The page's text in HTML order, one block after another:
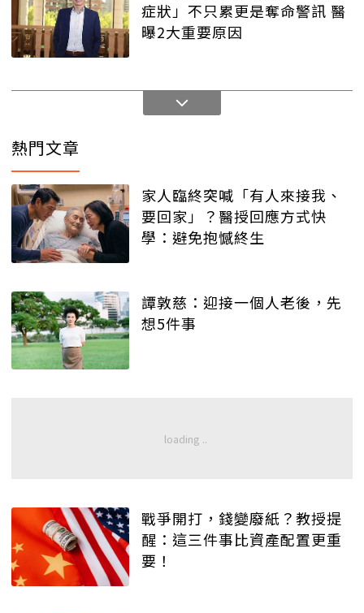
症狀」不只累更是奪命警訊 醫
曝2大重要原因
熱門文章
家人臨終突喊「有人來接我、
要回家」？醫授回應方式快
學：避免抱憾終生
譚敦慈：迎接一個人老後，先
想5件事
戰爭開打，錢變廢紙？教授提
醒：這三件事比資產配置更重
要！